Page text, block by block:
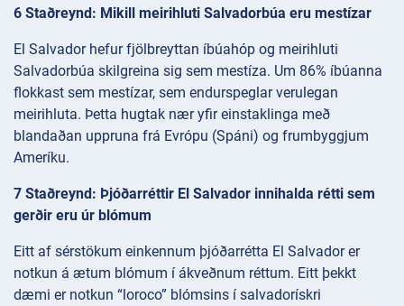
6 Staðreynd: Mikill meirihluti Salvadorbúa eru mestízar
El Salvador hefur fjölbreyttan íbúahóp og meirihluti
Salvadorbúa skilgreina sig sem mestíza. Um 86% íbúanna
flokkast sem mestízar, sem endurspeglar verulegan
meirihluta. Þetta hugtak nær yfir einstaklinga með
blandaðan uppruna frá Evrópu (Spáni) og frumbyggjum
Ameríku.
7 Staðreynd: Þjóðarréttir El Salvador innihalda rétti sem
gerðir eru úr blómum
Eitt af sérstökum einkennum þjóðarrétta El Salvador er
notkun á ætum blómum í ákveðnum réttum. Eitt þekkt
dæmi er notkun “loroco” blómsins í salvadorískri